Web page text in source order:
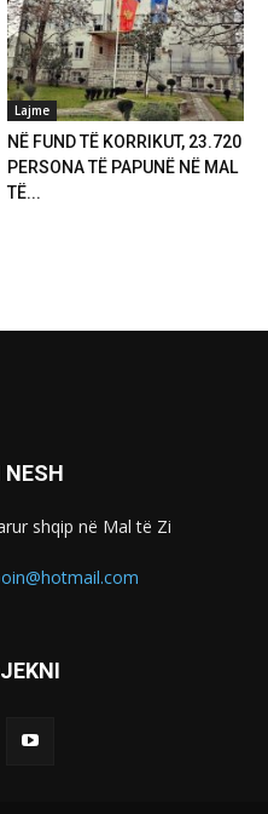
Lajme
NË FUND TË KORRIKUT, 23.720
PERSONA TË PAPUNË NË MAL
TË...
NESH
shqip në Mal të Zi